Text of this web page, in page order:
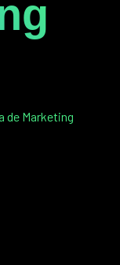
de Marketing